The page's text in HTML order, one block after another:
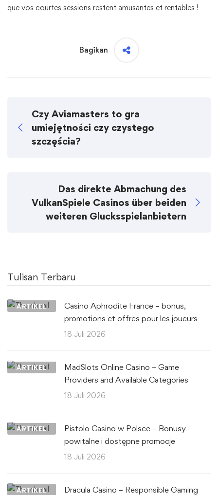
que vos courtes sessions restent amusantes et rentables !
Bagikan
Czy Aviamasters to gra
umiejętności czy czystego
szczęścia?
Das direkte Abmachung des
VulkanSpiele Casinos über beiden
weiteren Glucksspielanbietern
Tulisan Terbaru
ARTIKEL
Casino Aphrodite France – bonus,
promotions et offres pour les joueurs
18 Juli 2026
ARTIKEL
MadSlots Online Casino – Game
Providers and Available Categories
18 Juli 2026
ARTIKEL
Pistolo Casino w Polsce – Bonusy
powitalne i dostępne promocje
18 Juli 2026
ARTIKEL
Dracula Casino – Responsible Gaming